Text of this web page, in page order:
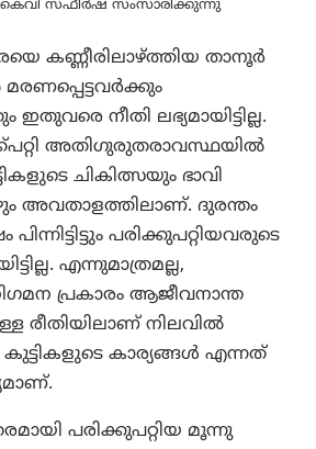
സഫീർഷ സംസാരിക്കുന്നു
കണ്ണീരിലാഴ്ത്തിയ താനൂർ
ഇതുവരെ നീതി ലഭ്യമായിട്ടില്ല.
അതിഗുരുതരാവസ്ഥയിൽ
ചികിത്സയും ഭാവി
അവതാളത്തിലാണ്. ദുരന്തം
പിന്നിട്ടിട്ടും പരിക്കുപറ്റിയവരുടെ
എന്നുമാത്രമല്ല,
പ്രകാരം ആജീവനാന്ത
രീതിയിലാണ് നിലവിൽ
കുട്ടികളുടെ കാര്യങ്ങൾ എന്നത്
പരിക്കുപറ്റിയ മൂന്നു